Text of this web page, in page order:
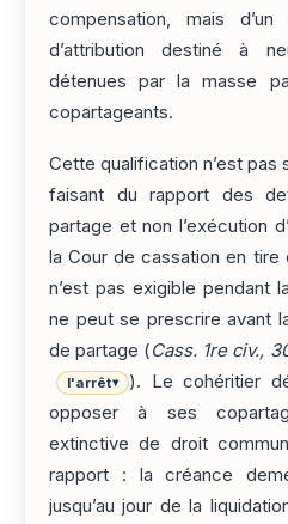
compensation, mais d’un
d’attribution destiné à
détenues par la masse
copartageants.
Cette qualification n’est pas
faisant du rapport des
partage et non l’exécution
la Cour de cassation en tire
n’est pas exigible pendant
ne peut se prescrire avant
de partage (Cass. 1re civ.,
l'arrêt▾
). Le cohéritier
opposer à ses
extinctive de droit
rapport : la créance
jusqu’au jour de la